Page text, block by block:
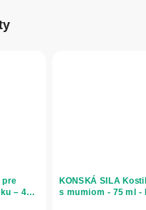
pre
– 400
KONSKÁ SILA
s mumiom - 75 ml -